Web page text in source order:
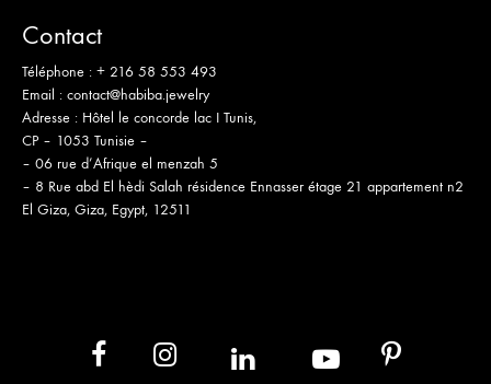
Contact
Téléphone : + 216 58 553 493
Email : contact@habiba.jewelry
Adresse : Hôtel le concorde lac I Tunis,
CP – 1053 Tunisie –
– 06 rue d’Afrique el menzah 5
– 8 Rue abd El hèdi Salah résidence Ennasser étage 21 appartement n2
El Giza, Giza, Egypt, 12511